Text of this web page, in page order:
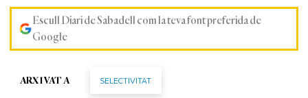
Escull Diari de Sabadell com la teva font preferida de
Google
ARXIVAT A SELECTIVITAT